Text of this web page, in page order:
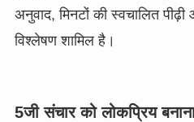
अनुवाद, मिनटों की स्वचालित पीढ़ी
विश्लेषण शामिल है।
5जी संचार को लोकप्रिय